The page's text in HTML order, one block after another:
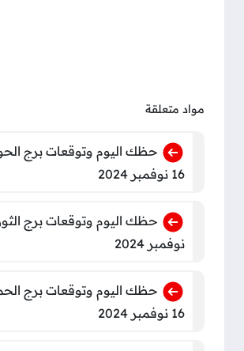
مواد متعلقة
حظك اليوم وتوقعات برج
16 نوفمبر 2024
نوفمبر 2024
حظك اليوم وتوقعات برج
16 نوفمبر 2024